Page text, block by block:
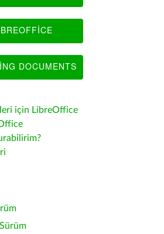
DOCUMENTS
için LibreOffice